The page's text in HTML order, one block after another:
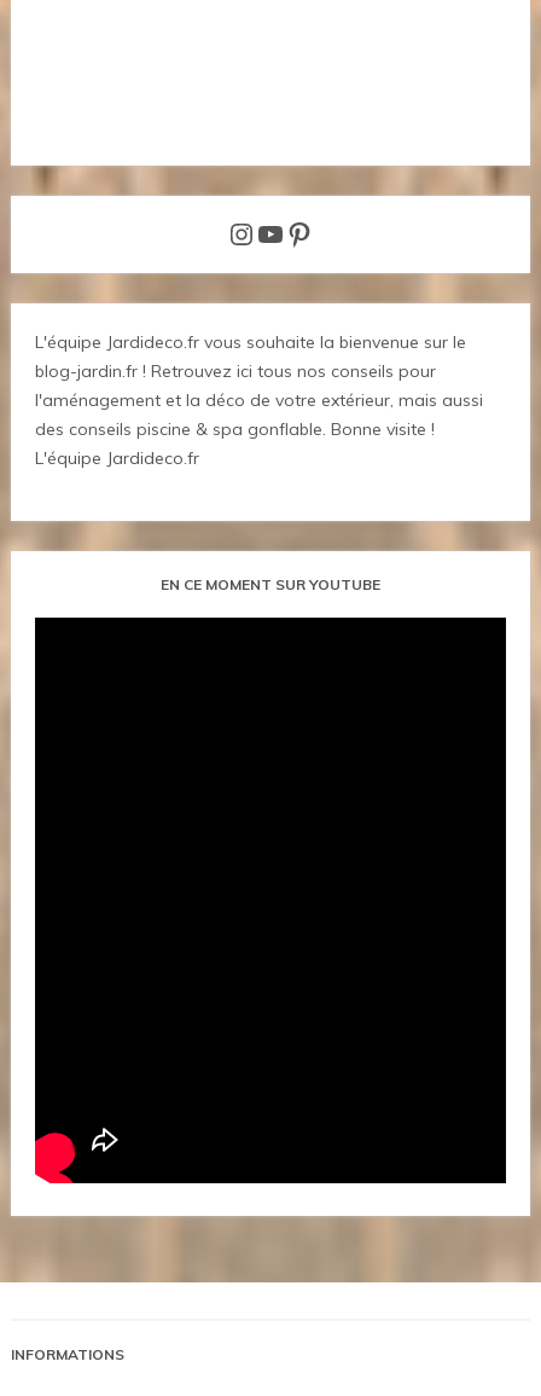
Instagram
YouTube
Pinterest
L'équipe Jardideco.fr vous souhaite la bienvenue sur le
blog-jardin.fr ! Retrouvez ici tous nos conseils pour
l'aménagement et la déco de votre extérieur, mais aussi
des conseils piscine & spa gonflable. Bonne visite !
L'équipe Jardideco.fr
EN CE MOMENT SUR YOUTUBE
INFORMATIONS